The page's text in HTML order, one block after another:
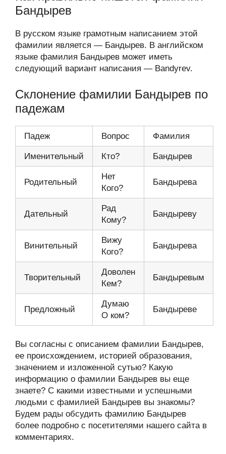
Бандырев
В русском языке грамотным написанием этой
фамилии является — Бандырев. В английском
языке фамилия Бандырев может иметь
следующий вариант написания — Bandyrev.
Склонение фамилии Бандырев по
падежам
Падеж Вопрос Фамилия
Именительный Кто? Бандырев
Родительный
Нет
Кого?
Бандырева
Дательный
Рад
Кому?
Бандыреву
Винительный
Вижу
Кого?
Бандырева
Творительный
Доволен
Кем?
Бандыревым
Предложный
Думаю
О ком?
Бандыреве
Вы согласны с описанием фамилии Бандырев,
ее происхождением, историей образования,
значением и изложенной сутью? Какую
информацию о фамилии Бандырев вы еще
знаете? С какими известными и успешными
людьми с фамилией Бандырев вы знакомы?
Будем рады обсудить фамилию Бандырев
более подробно с посетителями нашего сайта в
комментариях.